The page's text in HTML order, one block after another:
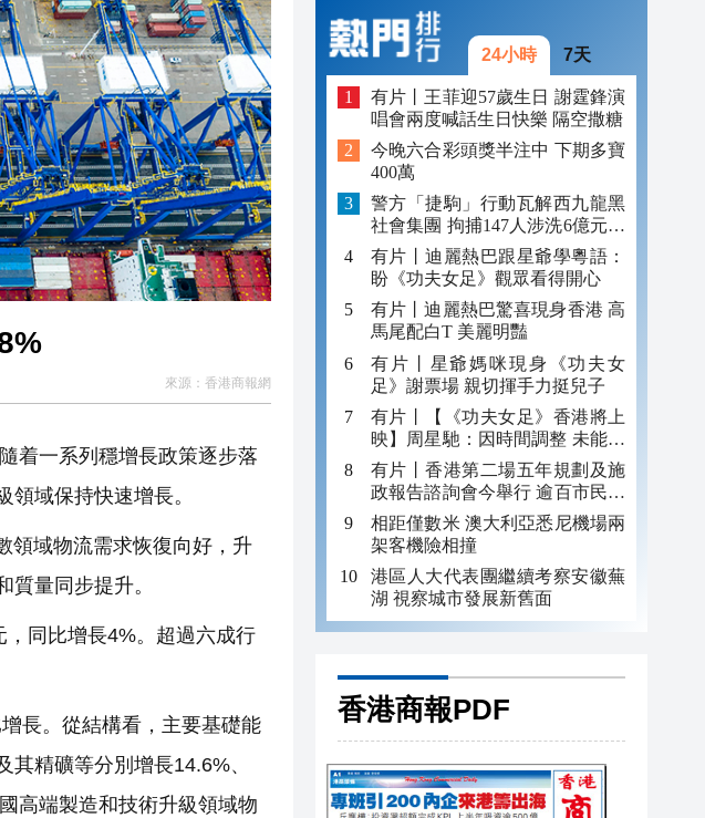
來源： 香港商報網
着一系列穩增長政策逐步落
域保持快速增長。
領域物流需求恢復向好，升
量同步提升。
同比增長4%。超過六成行
長。從結構看，主要基礎能
精礦等分別增長14.6%、
高端製造和技術升級領域物
24小時 7天
有片丨王菲迎57歲生日 謝霆鋒演
唱會兩度喊話生日快樂 隔空撒糖
今晚六合彩頭獎半注中 下期多寶
400萬
警方「捷駒」行動瓦解西九龍黑
社會集團 拘捕147人涉洗6億元黑
錢
有片丨迪麗熱巴跟星爺學粵語：
盼《功夫女足》觀眾看得開心
有片丨迪麗熱巴驚喜現身香港 高
馬尾配白T 美麗明豔
有片丨星爺媽咪現身《功夫女
足》謝票場 親切揮手力挺兒子
有片丨【《功夫女足》香港將上
映】周星馳：因時間調整 未能製
作粵語版 對此深表遺憾
有片丨香港第二場五年規劃及施
政報告諮詢會今舉行 逾百市民出
席
相距僅數米 澳大利亞悉尼機場兩
架客機險相撞
港區人大代表團繼續考察安徽蕪
湖 視察城市發展新舊面
香港商報PDF